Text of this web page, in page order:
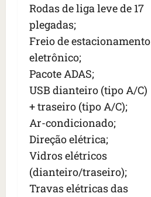
Rodas de liga leve de 17
plegadas;
Freio de estacionamento
eletrônico;
Pacote ADAS;
USB dianteiro (tipo A/C)
+ traseiro (tipo A/C);
Ar-condicionado;
Direção elétrica;
Vidros elétricos
(dianteiro/traseiro);
Travas elétricas das